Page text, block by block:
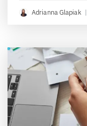
Adrianna Glapiak |